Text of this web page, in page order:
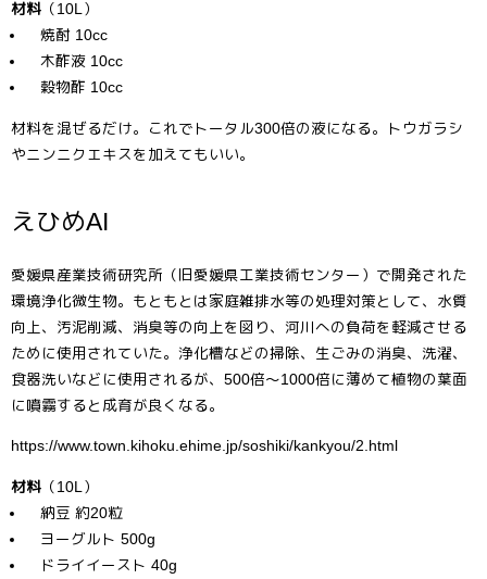
材料 （10L）
焼酎 10cc
木酢液 10cc
穀物酢 10cc
材料を混ぜるだけ。これでトータル300倍の液になる。トウガラシ
やニンニクエキスを加えてもいい。
えひめAI
愛媛県産業技術研究所（旧愛媛県工業技術センター）で開発された
環境浄化微生物。もともとは家庭雑排水等の処理対策として、水質
向上、汚泥削減、消臭等の向上を図り、河川への負荷を軽減させる
ために使用されていた。浄化槽などの掃除、生ごみの消臭、洗濯、
食器洗いなどに使用されるが、500倍～1000倍に薄めて植物の葉面
に噴霧すると成育が良くなる。
https://www.town.kihoku.ehime.jp/soshiki/kankyou/2.html
材料 （10L）
納豆 約20粒
ヨーグルト 500g
ドライイースト 40g